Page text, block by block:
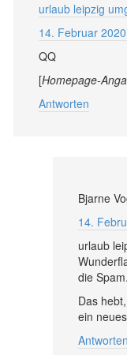
urlaub leipzig
14. Februar
QQ
[Homepage-
Antworten
Bjarne
14.
urlaub
die
Das
ein
Antworten